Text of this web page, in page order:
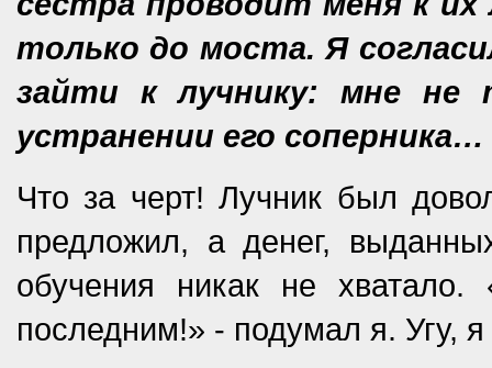
только до моста. Я
зайти к лучнику: мне не
устранении его соперника…
Что за черт! Лучник был
предложил, а денег,
обучения никак не
последним!» - подумал я. Угу,